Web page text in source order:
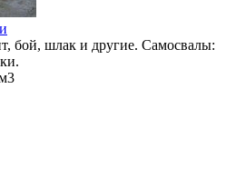
бой, шлак и другие. Самосвалы: